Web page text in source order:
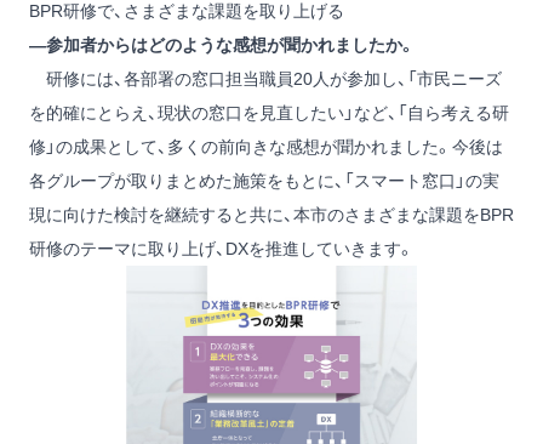
BPR研修で、さまざまな課題を取り上げる
―参加者からはどのような感想が聞かれましたか。
研修には、各部署の窓口担当職員20人が参加し、「市民ニーズ
を的確にとらえ、現状の窓口を見直したい」など、「自ら考える研
修」の成果として、多くの前向きな感想が聞かれました。今後は
各グループが取りまとめた施策をもとに、「スマート窓口」の実
現に向けた検討を継続すると共に、本市のさまざまな課題をBPR
研修のテーマに取り上げ、DXを推進していきます。